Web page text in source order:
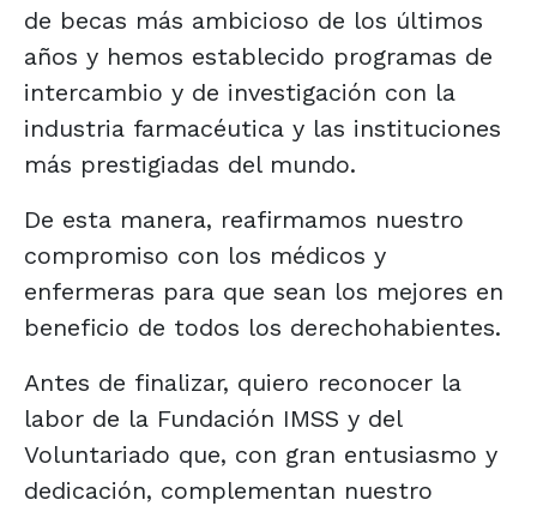
de becas más ambicioso de los últimos
años y hemos establecido programas de
intercambio y de investigación con la
industria farmacéutica y las instituciones
más prestigiadas del mundo.
De esta manera, reafirmamos nuestro
compromiso con los médicos y
enfermeras para que sean los mejores en
beneficio de todos los derechohabientes.
Antes de finalizar, quiero reconocer la
labor de la Fundación IMSS y del
Voluntariado que, con gran entusiasmo y
dedicación, complementan nuestro